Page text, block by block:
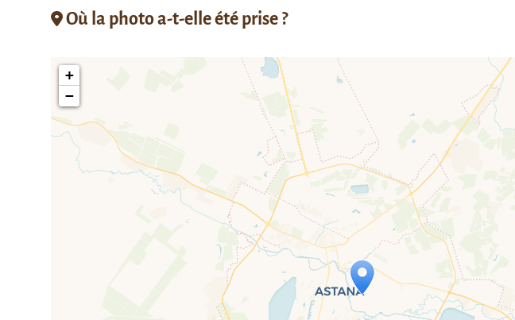
Où la photo a-t-elle été prise ?
Travelers' Map is loading...
If you see this after your page is loaded completely, leafletJS files are
missing.
+
−